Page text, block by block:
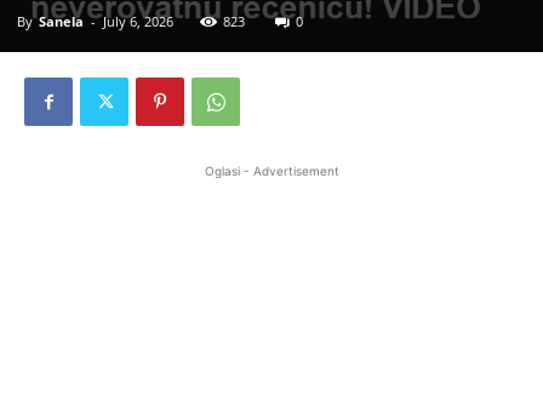
By Sanela - July 6, 2026 823 0
Oglasi - Advertisement